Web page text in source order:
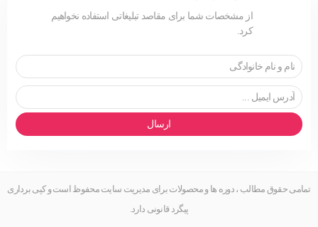
از مشخصات شما برای مقاصد تبلیغاتی استفاده نخواهیم
کرد.
ارسال
تمامی حقوق مطالب ، دوره ها و محصولات برای مدیریت سایت محفوظ است و کپی برداری
پیگرد قانونی دارد.